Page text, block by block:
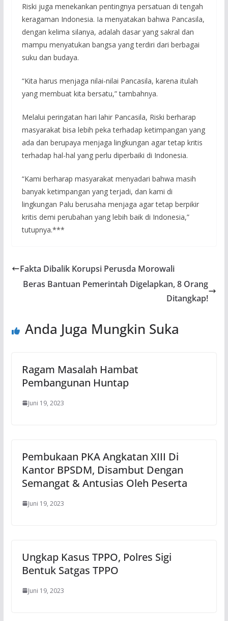
Riski juga menekankan pentingnya persatuan di tengah
keragaman Indonesia. Ia menyatakan bahwa Pancasila,
dengan kelima silanya, adalah dasar yang sakral dan
mampu menyatukan bangsa yang terdiri dari berbagai
suku dan budaya.
“Kita harus menjaga nilai-nilai Pancasila, karena itulah
yang membuat kita bersatu,” tambahnya.
Melalui peringatan hari lahir Pancasila, Riski berharap
masyarakat bisa lebih peka terhadap ketimpangan yang
ada dan berupaya menjaga lingkungan agar tetap kritis
terhadap hal-hal yang perlu diperbaiki di Indonesia.
“Kami berharap masyarakat menyadari bahwa masih
banyak ketimpangan yang terjadi, dan kami di
lingkungan Palu berusaha menjaga agar tetap berpikir
kritis demi perubahan yang lebih baik di Indonesia,”
tutupnya.***
Fakta Dibalik Korupsi Perusda Morowali
Beras Bantuan Pemerintah Digelapkan, 8 Orang
Ditangkap!
Anda Juga Mungkin Suka
Ragam Masalah Hambat
Pembangunan Huntap
Juni 19, 2023
Pembukaan PKA Angkatan XIII Di
Kantor BPSDM, Disambut Dengan
Semangat & Antusias Oleh Peserta
Juni 19, 2023
Ungkap Kasus TPPO, Polres Sigi
Bentuk Satgas TPPO
Juni 19, 2023